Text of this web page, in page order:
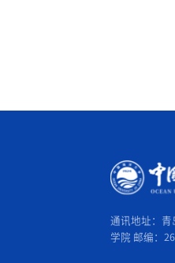
通讯地址：
学院 邮编：